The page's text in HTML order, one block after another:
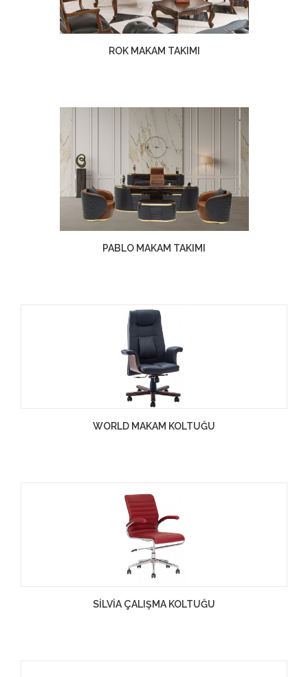
ROK MAKAM TAKIMI
PABLO MAKAM TAKIMI
WORLD MAKAM KOLTUĞU
SİLVİA ÇALIŞMA KOLTUĞU